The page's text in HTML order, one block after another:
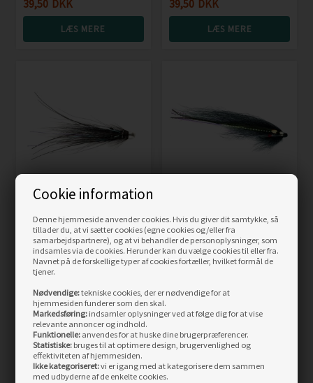
Cookie information
Denne hjemmeside anvender cookies. Hvis du giver dit samtykke, så
tillader du, at vi sætter cookies (egne cookies og/eller fra
samarbejdspartnere), og at vi behandler de personoplysninger, som
indsamles via de cookies. Herunder kan du vælge cookies til eller fra.
Navnet på de forskellige typer af cookies fortæller, hvilket formål de
tjener.
Nødvendige:tekniske cookies, der er nødvendige for at
hjemmesiden funderer som den skal.
Markedsføring: indsamler oplysninger ved at følge dig for at vise
relevante annoncer og indhold.
Funktionelle: anvendes for at huske dine brugerpræferencer.
Statistiske: bruges til at optimere design, brugervenlighed og
effektiviteten af hjemmesiden.
Ikke kategoriseret:vi er igang med at kategorisere dem sammen
med udbyderne af de enkelte cookies.
39,50 DKK
LÆS MERE
39,50 DKK
LÆS MERE
blk/silver, rørflue
39,50 DKK
LÆS MERE
Black monkey, rørflue
29,95 DKK
LÆS MERE